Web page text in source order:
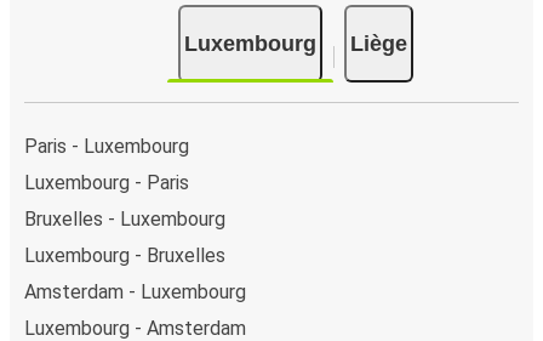
payer en espèces (dans un point de vente ou lorsque vous
montez à bord du bus).Luxembourg Liège
Paris - Luxembourg
Luxembourg - Paris
Bruxelles - Luxembourg
Luxembourg - Bruxelles
Amsterdam - Luxembourg
Luxembourg - Amsterdam